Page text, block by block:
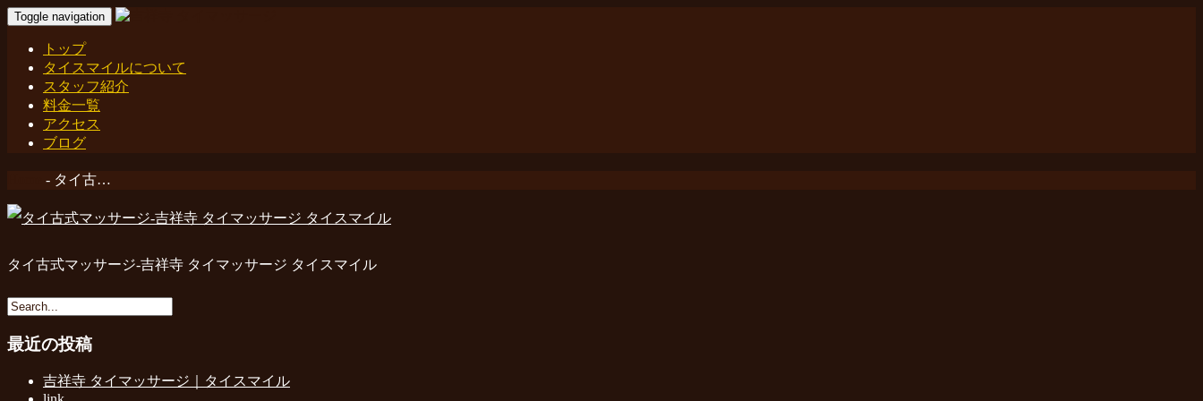
Toggle navigation
トップ
タイスマイルについて
スタッフ紹介
料金一覧
アクセス
ブログ
- タイ古…
タイ古式マッサージ-吉祥寺 タイマッサージ タイスマイル
最近の投稿
吉祥寺 タイマッサージ｜タイスマイル